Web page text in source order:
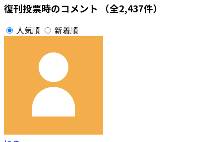
復刊投票時のコメント （全2,437件）
人気順 新着順